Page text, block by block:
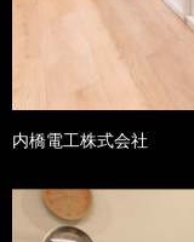
内橋電工株式会社